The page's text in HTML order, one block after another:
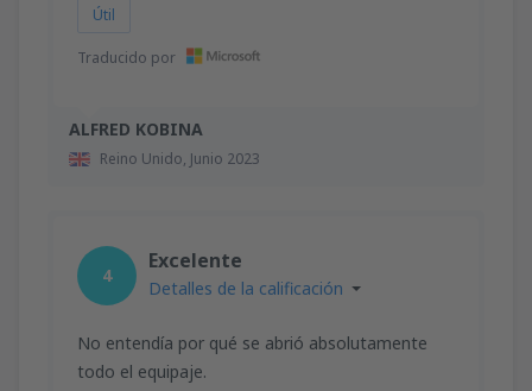
ALFRED KOBINA
Reino Unido, Junio 2023
Útil
Traducido por
4
Excelente
Detalles de la calificación
No entendía por qué se abrió absolutamente
todo el equipaje.